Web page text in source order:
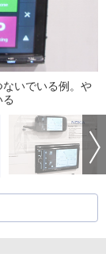
いでいる例。や